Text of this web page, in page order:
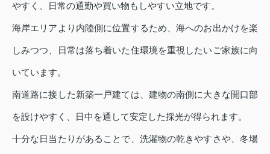
やすく、日常の通勤や買い物もしやすい立地です。
海岸エリアより内陸側に位置するため、海へのお出かけを楽
しみつつ、日常は落ち着いた住環境を重視したいご家族に向
いています。
南道路に接した新築一戸建ては、建物の南側に大きな開口部
を設けやすく、日中を通して安定した採光が得られます。
十分な日当たりがあることで、洗濯物の乾きやすさや、冬場